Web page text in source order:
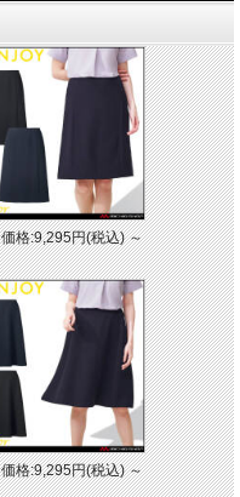
価格:9,295円(税込)～
価格:9,295円(税込)～